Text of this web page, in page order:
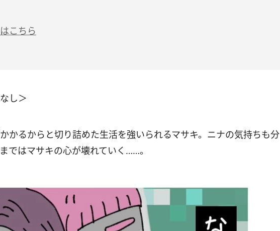
こちら
し＞
かるからと切り詰めた生活を強いられるマサキ。ニナの気持ちも分
ではマサキの心が壊れていく……。